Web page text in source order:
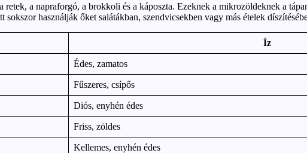
a napraforgó, a brokkoli és a káposzta. Ezeknek a mikrozöldeknek a
használják őket salátákban, szendvicsekben vagy más ételek
Íz
Édes, zamatos
Fűszeres, csípős
Diós, enyhén édes
Friss, zöldes
Kellemes, enyhén édes